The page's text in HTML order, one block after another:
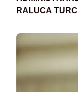
RALUCA
PĂSTRĂM